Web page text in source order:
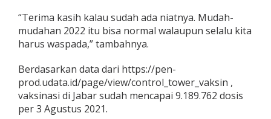
“Terima kasih kalau sudah ada niatnya. Mudah-
mudahan 2022 itu bisa normal walaupun selalu kita
harus waspada,” tambahnya.
Berdasarkan data dari https://pen-
prod.udata.id/page/view/control_tower_vaksin ,
vaksinasi di Jabar sudah mencapai 9.189.762 dosis
per 3 Agustus 2021.